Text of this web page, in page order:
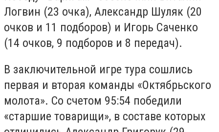
Логвин (23 очка), Александр Шуляк (20
очков и 11 подборов) и Игорь Саченко
(14 очков, 9 подборов и 8 передач).
В заключительной игре тура сошлись
первая и вторая команды «Октябрьского
молота». Со счетом 95:54 победили
«старшие товарищи», в составе которых